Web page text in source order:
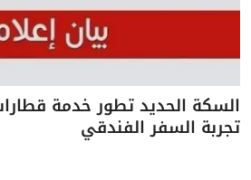
السكة الحديد تطور خدمة
تجربة السفر الفندقي